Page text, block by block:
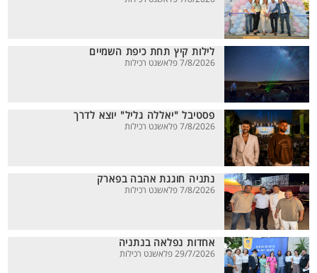
לילות קיץ תחת כיפת השמיים
7/8/2026 פלאשנט רכילות
פסטיבל "יאללה גליל" יוצא לדרך
7/8/2026 פלאשנט רכילות
נתניה חוגגת אהבה בפארק
7/8/2026 פלאשנט רכילות
אחדות נפלאה בנתניה
29/7/2026 פלאשנט רכילות